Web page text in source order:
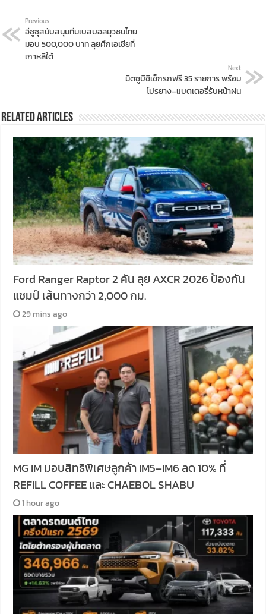
Previous
อีซูซุสนับสนุนทีมเบสบอลยุวชนไทย
มอบ 500,000 บาท ลุยศึกเอเชียที่
เกาหลีใต้
Next
มิตซูบิชิเช็กรถฟรี 35 รายการ พร้อม
โปรยาง–แบตเตอรี่รับหน้าฝน
Related Articles
Ford Ranger Raptor 2 คัน ลุย AXCR 2026 ป้องกัน
แชมป์ เส้นทางกว่า 2,000 กม.
29 mins ago
MG IM มอบสิทธิพิเศษลูกค้า IM5–IM6 ลด 10% ที่
REFILL COFFEE และ CHAEBOL SHABU
1 hour ago